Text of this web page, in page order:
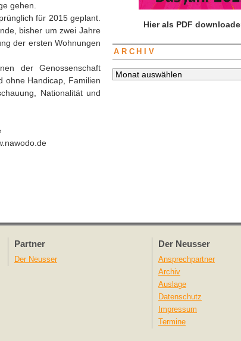
gehen.
für 2015 geplant.
bisher um zwei Jahre
der ersten Wohnungen
der Genossenschaft
ohne Handicap, Familien
Nationalität und
Hier als PDF
ARCHIV
Archiv
Partner
Der Neusser
Der Neusser
Ansprechpartner
Archiv
Auslage
Datenschutz
Impressum
Termine